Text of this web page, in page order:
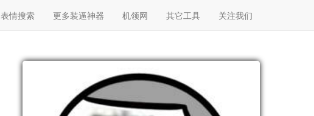
表情搜索 更多装逼神器 机领网 其它工具 关注我们